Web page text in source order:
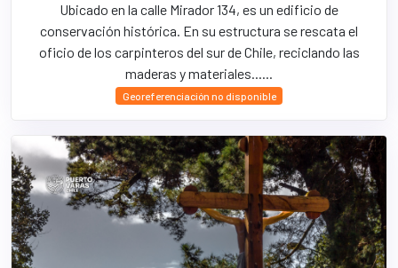
Ubicado en la calle Mirador 134, es un edificio de
conservación histórica. En su estructura se rescata el
oficio de los carpinteros del sur de Chile, reciclando las
maderas y materiales......
Georeferenciación no disponible